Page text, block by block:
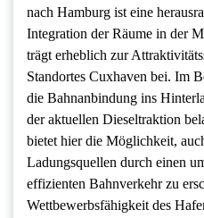
nach Hamburg ist eine
Integration der Räume in der
trägt erheblich zur
Standortes Cuxhaven bei. Im
die Bahnanbindung ins
der aktuellen Dieseltraktion
bietet hier die Möglichkeit,
Ladungsquellen durch einen
effizienten Bahnverkehr zu
Wettbewerbsfähigkeit des